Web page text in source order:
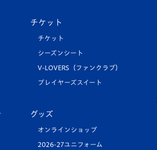
チケット
チケット
シーズンシート
V-LOVERS（ファンクラブ）
プレイヤーズスイート
グッズ
オンラインショップ
2026-27ユニフォーム